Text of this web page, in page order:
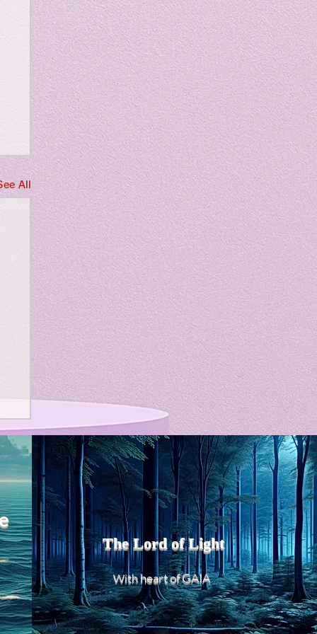
All
The Lord of Light
Withheart of GAIA